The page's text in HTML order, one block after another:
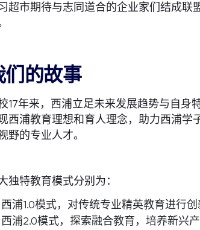
超市期待与志同道合的企业家们结成联
们的故事
17年来，西浦立足未来发展趋势与自身
西浦教育理想和育人理念，助力西浦学
野的专业人才。
独特教育模式分别为：
西浦1.0模式，对传统专业精英教育进行创
西浦2.0模式，探索融合教育，培养新兴产